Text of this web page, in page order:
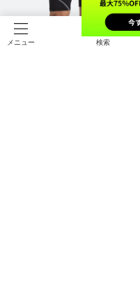
メニュー 検索